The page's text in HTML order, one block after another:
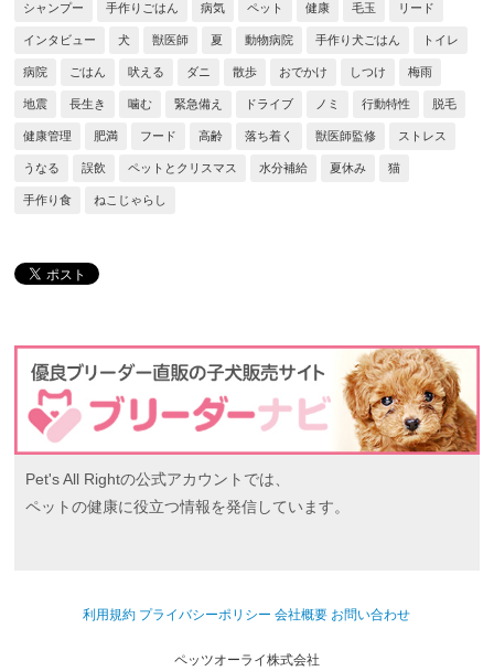
シャンプー 手作りごはん 病気 ペット 健康 毛玉 リード
インタビュー 犬 獣医師 夏 動物病院 手作り犬ごはん トイレ
病院 ごはん 吠える ダニ 散歩 おでかけ しつけ 梅雨
地震 長生き 噛む 緊急備え ドライブ ノミ 行動特性 脱毛
健康管理 肥満 フード 高齢 落ち着く 獣医師監修 ストレス
うなる 誤飲 ペットとクリスマス 水分補給 夏休み 猫
手作り食 ねこじゃらし
Pet's All Rightの公式アカウントでは、
ペットの健康に役立つ情報を発信しています。
利用規約 プライバシーポリシー 会社概要 お問い合わせ
ペッツオーライ株式会社